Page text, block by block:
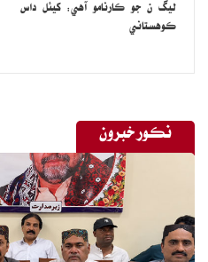
ليگ ن جو ڪارنامو آهي: کيئل داس
ڪوهستاني
نڪور خبرون